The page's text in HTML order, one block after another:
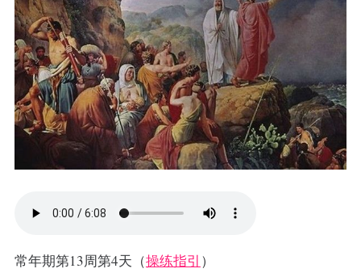
常年期第13周第4天（操练指引 ）